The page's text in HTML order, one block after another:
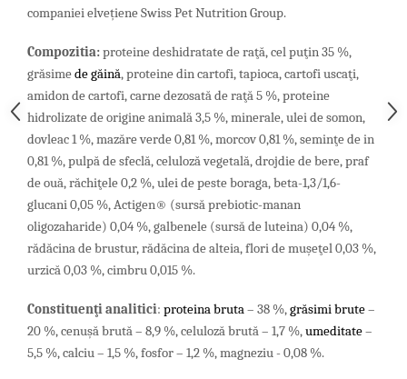
companiei elvețiene Swiss Pet Nutrition Group.
Compozitia:proteine deshidratate de raţă, cel puţin 35 %,
grăsimede găină,proteine din cartofi,tapioca,cartofi uscaţi,
amidon de cartofi,carnedezosatăde raţă 5 %, proteine
hidrolizate de origine animală3,5 %, minerale, ulei de somon,
dovleac 1 %,mazăre verde 0,81 %,morcov 0,81 %,seminţe de in
0,81 %, pulpă de sfeclă,celuloză vegetală,drojdie de bere,praf
de ouă,răchiţele 0,2 %, ulei de peste boraga, beta-1,3/1,6-
glucani 0,05 %, Actigen® (sursă prebiotic-manan
oligozaharide) 0,04 %, galbenele (sursă de luteina) 0,04 %,
rădăcina de brustur, rădăcina de alteia, flori de muşeţel 0,03 %,
urzică 0,03 %, cimbru 0,015 %.
Constituenţi analitici: proteina bruta– 38 %,grăsimi brute–
20 %, cenuşă brută – 8,9 %, celuloză brută – 1,7 %,umeditate–
5,5 %, calciu – 1,5 %, fosfor – 1,2 %, magneziu - 0,08 %.